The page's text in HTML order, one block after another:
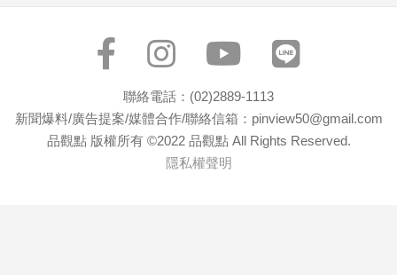
聯絡電話：(02)2889-1113
新聞爆料/廣告提案/媒體合作/聯絡信箱：pinview50@gmail.com
品觀點 版權所有 ©2022 品觀點 All Rights Reserved.
隱私權聲明